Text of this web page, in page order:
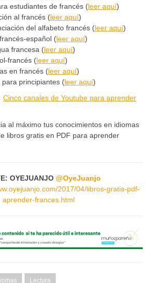
estudiantes de francés (leer aquí)
al francés (leer aquí)
del alfabeto francés (leer aquí)
español (leer aquí)
francesa (leer aquí)
francés (leer aquí)
en francés (leer aquí)
principiantes (leer aquí)
Cinco canales de Youtube para aprender
al máximo tus conocimientos en idiomas
libros gratis en PDF para aprender
OYEJUANJO @OyeJuanjo
2017/04/libros-gratis-pdf-
aprender-frances.html
Lectura